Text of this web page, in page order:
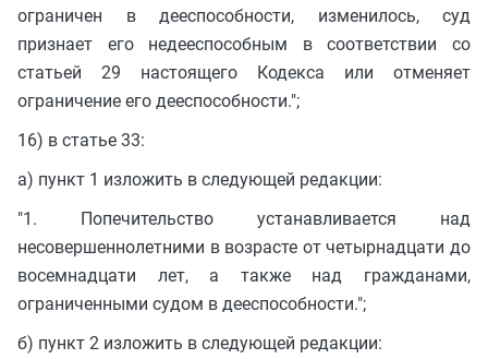
ограничен в дееспособности, изменилось, суд
признает его недееспособным в соответствии со
статьей 29 настоящего Кодекса или отменяет
ограничение его дееспособности.";
16) в статье 33:
а) пункт 1 изложить в следующей редакции:
"1. Попечительство устанавливается над
несовершеннолетними в возрасте от четырнадцати до
восемнадцати лет, а также над гражданами,
ограниченными судом в дееспособности.";
б) пункт 2 изложить в следующей редакции: